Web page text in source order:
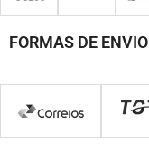
FORMAS DE ENVIO